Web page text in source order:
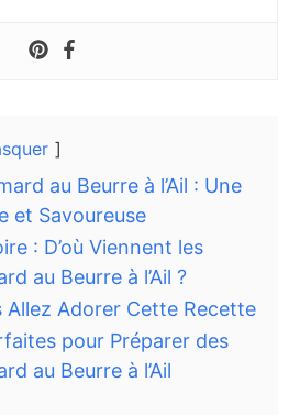
au Beurre à l’Ail : Une
et Savoureuse
: D’où Viennent les
au Beurre à l’Ail ?
Allez Adorer Cette Recette
pour Préparer des
au Beurre à l’Ail